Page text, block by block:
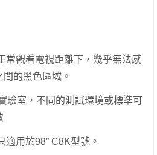
觀看電視距離下，幾乎無法感
的黑色區域。
驗室，不同的測試環境或標準可
用於98” C8K型號。